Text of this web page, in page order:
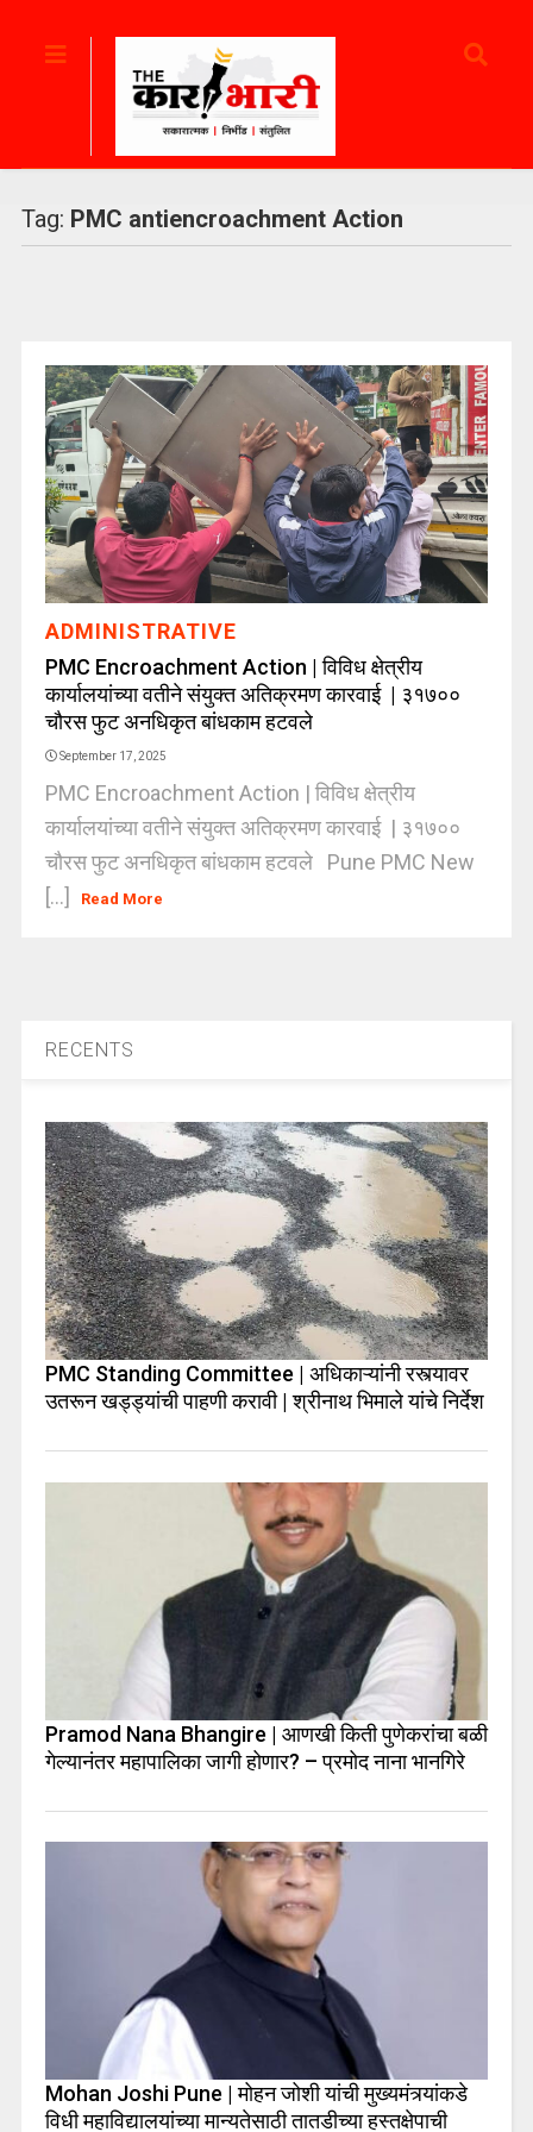
Tag: PMC antiencroachment Action
ADMINISTRATIVE
PMC Encroachment Action | विविध क्षेत्रीय
कार्यालयांच्या वतीने संयुक्त अतिक्रमण कारवाई | ३१७००
चौरस फुट अनधिकृत बांधकाम हटवले
September 17, 2025
PMC Encroachment Action | विविध क्षेत्रीय
कार्यालयांच्या वतीने संयुक्त अतिक्रमण कारवाई | ३१७००
चौरस फुट अनधिकृत बांधकाम हटवले Pune PMC New
[...]
Read More
RECENTS
PMC Standing Committee | अधिकाऱ्यांनी रस्त्यावर
उतरून खड्ड्यांची पाहणी करावी | श्रीनाथ भिमाले यांचे निर्देश
Pramod Nana Bhangire | आणखी किती पुणेकरांचा बळी
गेल्यानंतर महापालिका जागी होणार? – प्रमोद नाना भानगिरे
Mohan Joshi Pune | मोहन जोशी यांची मुख्यमंत्र्यांकडे
विधी महाविद्यालयांच्या मान्यतेसाठी तातडीच्या हस्तक्षेपाची